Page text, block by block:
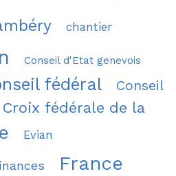
chantier
Conseil d'Etat genevois
fédéral
Conseil
Croix fédérale de la
Evian
France